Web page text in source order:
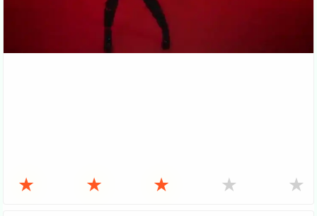
★ ★ ★ ★ ★